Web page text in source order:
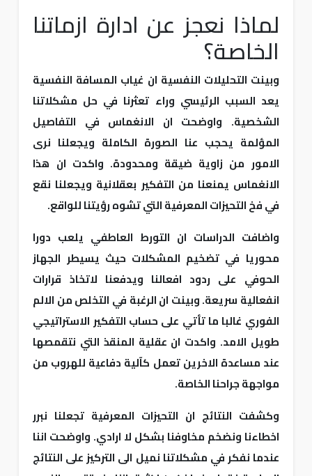
لماذا نعجز عن ادارة ازماتنا
الخاصة؟
وبينت التحليلات النفسية ان غياب المسافة النفسية
يعد السبب الرئيسي وراء تعثرنا في حل مشكلاتنا
الشخصية. واوضحت ان الانغماس في التفاصيل
المؤلمة يحجب عنا الصورة الكاملة ويجعلنا نرى
الامور من زاوية ضيقة ومحدودة. واكدت ان هذا
الانغماس يمنعنا من التفكير بعقلانية ويجعلنا نقع
في فخ التحيزات المعرفية التي تشوه رؤيتنا للواقع.
واضافت الدراسات ان التورط العاطفي يلعب دورا
محوريا في تضخيم المشكلات حيث يسيطر الجهاز
الحوفي على ردود افعالنا ويدفعنا لاتخاذ قرارات
انفعالية سريعة. وبينت ان الرغبة في التخلص من الالم
الفوري غالبا ما تأتي على حساب التفكير الاستراتيجي
طويل الامد. واكدت ان عقلية المنقذ التي نتقمصها
عند مساعدة الاخرين تعمل كآلية دفاعية للهروب من
مواجهة جراحنا الخاصة.
وكشفت النتائج ان التحيزات المعرفية تجعلنا نبرر
اخطاءنا ونضخم مخاوفنا بشكل لا ارادي. واوضحت اننا
عندما نفكر في مشكلاتنا نميل الى التركيز على النتائج